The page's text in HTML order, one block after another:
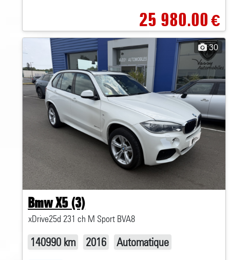
25 980.00€
30
Bmw X5 (3)
xDrive25d 231 ch M Sport BVA8
140990 km 2016 Automatique